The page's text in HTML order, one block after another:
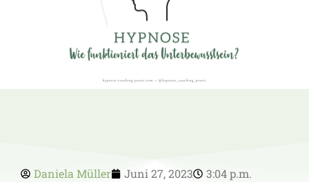
Daniela Müller Juni 27, 2023
3:04 p.m.